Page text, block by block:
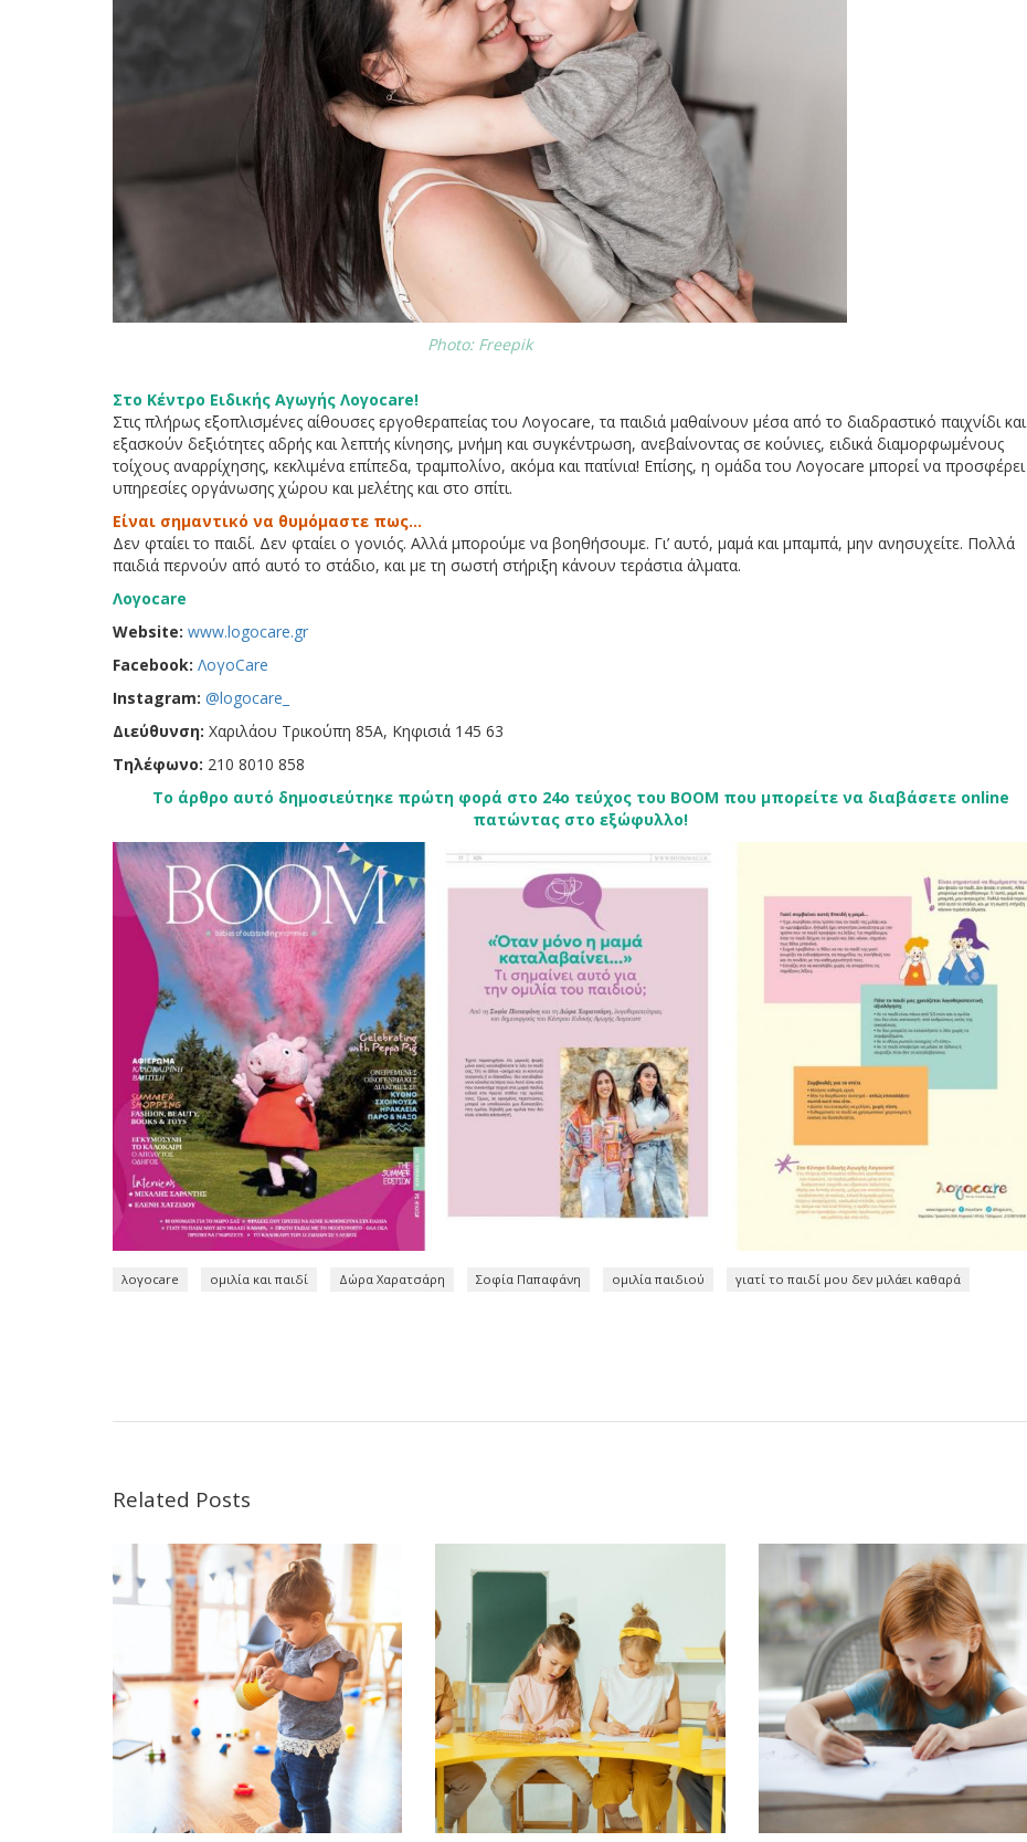
Photo: Freepik
Στο Κέντρο Ειδικής Αγωγής Λογοcare!
Στις πλήρως εξοπλισμένες αίθουσες εργοθεραπείας του Λογοcare, τα παιδιά μαθαίνουν μέσα από το διαδραστικό παιχνίδι και
εξασκούν δεξιότητες αδρής και λεπτής κίνησης, μνήμη και συγκέντρωση, ανεβαίνοντας σε κούνιες, ειδικά διαμορφωμένους
τοίχους αναρρίχησης, κεκλιμένα επίπεδα, τραμπολίνο, ακόμα και πατίνια! Επίσης, η ομάδα του Λογοcare μπορεί να προσφέρει
υπηρεσίες οργάνωσης χώρου και μελέτης και στο σπίτι.
Είναι σημαντικό να θυμόμαστε πως…
Δεν φταίει το παιδί. Δεν φταίει ο γονιός. Αλλά μπορούμε να βοηθήσουμε. Γι’ αυτό, μαμά και μπαμπά, μην ανησυχείτε. Πολλά
παιδιά περνούν από αυτό το στάδιο, και με τη σωστή στήριξη κάνουν τεράστια άλματα.
Λογοcare
Website: www.logocare.gr
Facebook: ΛογοCare
Instagram: @logocare_
Διεύθυνση: Χαριλάου Τρικούπη 85Α, Κηφισιά 145 63
Tηλέφωνο: 210 8010 858
Το άρθρο αυτό δημοσιεύτηκε πρώτη φορά στο 24ο τεύχος του BOOM που μπορείτε να διαβάσετε online
πατώντας στο εξώφυλλο!
λογοcare ομιλία και παιδί Δώρα Χαρατσάρη Σοφία Παπαφάνη ομιλία παιδιού γιατί το παιδί μου δεν μιλάει καθαρά
Related Posts